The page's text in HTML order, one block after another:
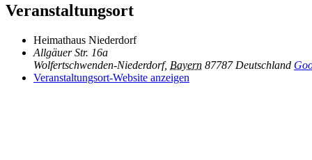
Veranstaltungsort
Heimathaus Niederdorf
Allgäuer Str. 16a
Wolfertschwenden-Niederdorf, Bayern 87787 Deutschland
Veranstaltungsort-Website anzeigen